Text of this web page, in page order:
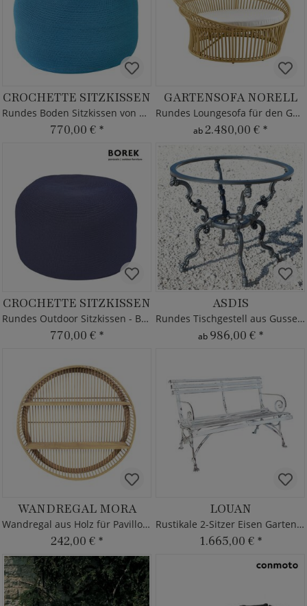
CROCHETTE SITZKISSEN
Rundes Boden Sitzkissen von Borek - türkis - Ardenza Seil
770,00 € *
GARTENSOFA NORELL
Rundes Loungesofa für den Garten
ab2.480,00 € *
CROCHETTE SITZKISSEN
Rundes Outdoor Sitzkissen - Borek - navy - Ardenza Seil
770,00 € *
ASDIS
Rundes Tischgestell aus Gusseisen
ab 986,00 € *
WANDREGAL MORA
Wandregal aus Holz für Pavillons
242,00 € *
LOUAN
Rustikale 2-Sitzer Eisen Gartenbank
1.665,00 € *